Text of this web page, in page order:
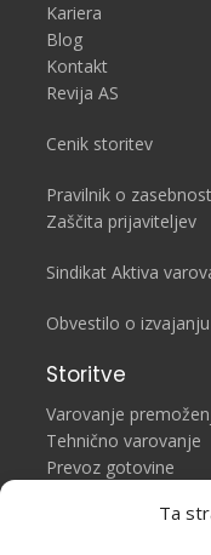
Ta
Kariera
Blog
Kontakt
Revija AS
Cenik storitev
Pravilnik o
Zaščita prijaviteljev
Sindikat Aktiva
Obvestilo o
Storitve
Varovanje
Tehnično varovanje
Prevoz gotovine
Varnostno nadzorni